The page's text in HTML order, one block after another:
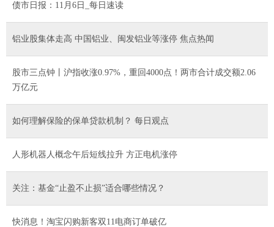
债市日报：11月6日_每日速读
铝业股集体走高 中国铝业、闽发铝业等涨停 焦点热闻
股市三点钟丨沪指收涨0.97%，重回4000点！两市合计成交额2.06
万亿元
如何理解保险的保单贷款机制？ 每日观点
人形机器人概念午后短线拉升 方正电机涨停
关注：基金“止盈不止损”适合哪些情况？
快消息！淘宝闪购新客双11电商订单破亿